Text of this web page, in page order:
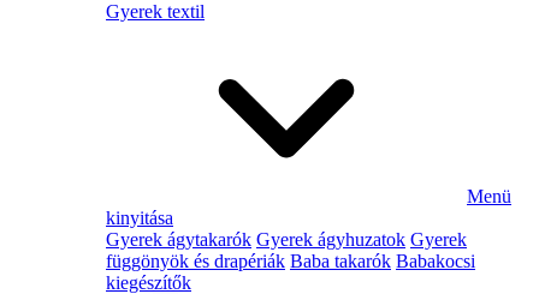
Gyerek textil
Menü
kinyitása
Gyerek ágytakarók Gyerek ágyhuzatok Gyerek
függönyök és drapériák Baba takarók Babakocsi
kiegészítők